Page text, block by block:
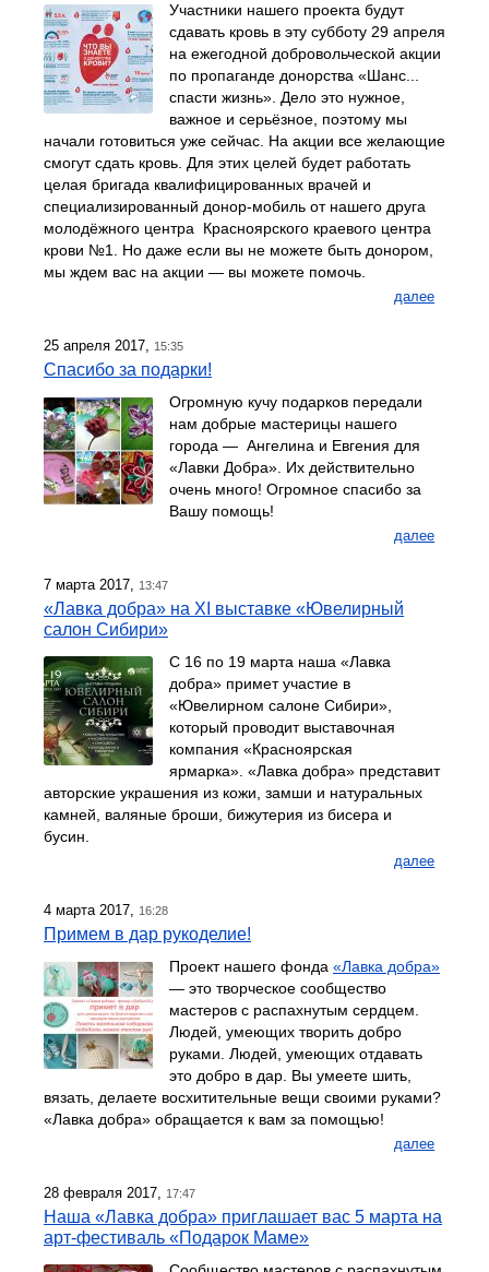
Участники нашего проекта будут
сдавать кровь в эту субботу 29 апреля
на ежегодной добровольческой акции
по пропаганде донорства «Шанс...
спасти жизнь». Дело это нужное,
важное и серьёзное, поэтому мы
начали готовиться уже сейчас. На акции все желающие
смогут сдать кровь. Для этих целей будет работать
целая бригада квалифицированных врачей и
специализированный донор-мобиль от нашего друга
молодёжного центра Красноярского краевого центра
крови №1. Но даже если вы не можете быть донором,
мы ждем вас на акции — вы можете помочь.
далее
25 апреля 2017, 15:35
Спасибо за подарки!
Огромную кучу подарков передали
нам добрые мастерицы нашего
города — Ангелина и Евгения для
«Лавки Добра». Их действительно
очень много! Огромное спасибо за
Вашу помощь!
далее
7 марта 2017, 13:47
«Лавка добра» на XI выставке «Ювелирный
салон Сибири»
С 16 по 19 марта наша «Лавка
добра» примет участие в
«Ювелирном салоне Сибири»,
который проводит выставочная
компания «Красноярская
ярмарка». «Лавка добра» представит
авторские украшения из кожи, замши и натуральных
камней, валяные броши, бижутерия из бисера и
бусин.
далее
4 марта 2017, 16:28
Примем в дар рукоделие!
Проект нашего фонда «Лавка добра»
— это творческое сообщество
мастеров с распахнутым сердцем.
Людей, умеющих творить добро
руками. Людей, умеющих отдавать
это добро в дар. Вы умеете шить,
вязать, делаете восхитительные вещи своими руками?
«Лавка добра» обращается к вам за помощью!
далее
28 февраля 2017, 17:47
Наша «Лавка добра» приглашает вас 5 марта на
арт-фестиваль «Подарок Маме»